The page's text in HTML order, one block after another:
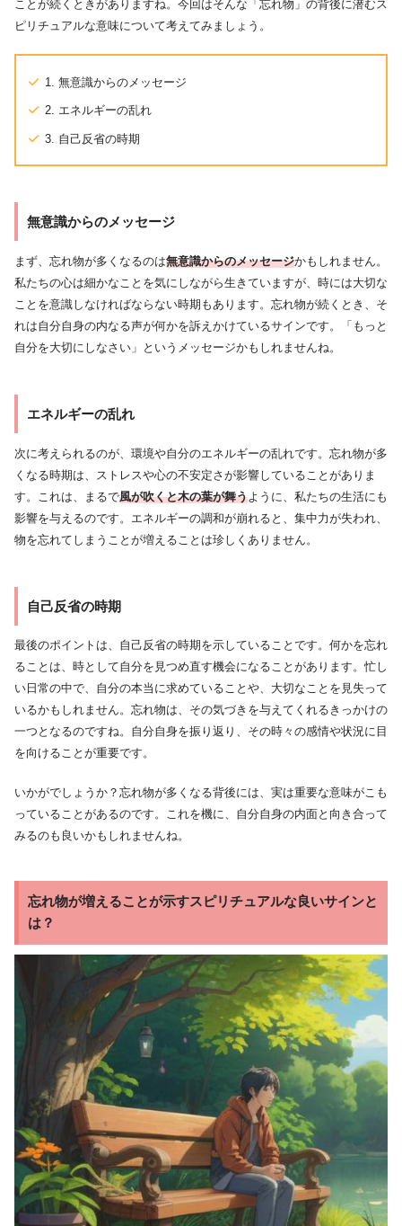
ことが続くときがありますね。今回はそんな「忘れ物」の背後に潜むス
ピリチュアルな意味について考えてみましょう。
1. 無意識からのメッセージ
2. エネルギーの乱れ
3. 自己反省の時期
無意識からのメッセージ
まず、忘れ物が多くなるのは無意識からのメッセージかもしれません。
私たちの心は細かなことを気にしながら生きていますが、時には大切な
ことを意識しなければならない時期もあります。忘れ物が続くとき、そ
れは自分自身の内なる声が何かを訴えかけているサインです。「もっと
自分を大切にしなさい」というメッセージかもしれませんね。
エネルギーの乱れ
次に考えられるのが、環境や自分のエネルギーの乱れです。忘れ物が多
くなる時期は、ストレスや心の不安定さが影響していることがありま
す。これは、まるで風が吹くと木の葉が舞うように、私たちの生活にも
影響を与えるのです。エネルギーの調和が崩れると、集中力が失われ、
物を忘れてしまうことが増えることは珍しくありません。
自己反省の時期
最後のポイントは、自己反省の時期を示していることです。何かを忘れ
ることは、時として自分を見つめ直す機会になることがあります。忙し
い日常の中で、自分の本当に求めていることや、大切なことを見失って
いるかもしれません。忘れ物は、その気づきを与えてくれるきっかけの
一つとなるのですね。自分自身を振り返り、その時々の感情や状況に目
を向けることが重要です。
いかがでしょうか？忘れ物が多くなる背後には、実は重要な意味がこも
っていることがあるのです。これを機に、自分自身の内面と向き合って
みるのも良いかもしれませんね。
忘れ物が増えることが示すスピリチュアルな良いサインと
は？